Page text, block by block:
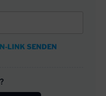
LINK SENDEN